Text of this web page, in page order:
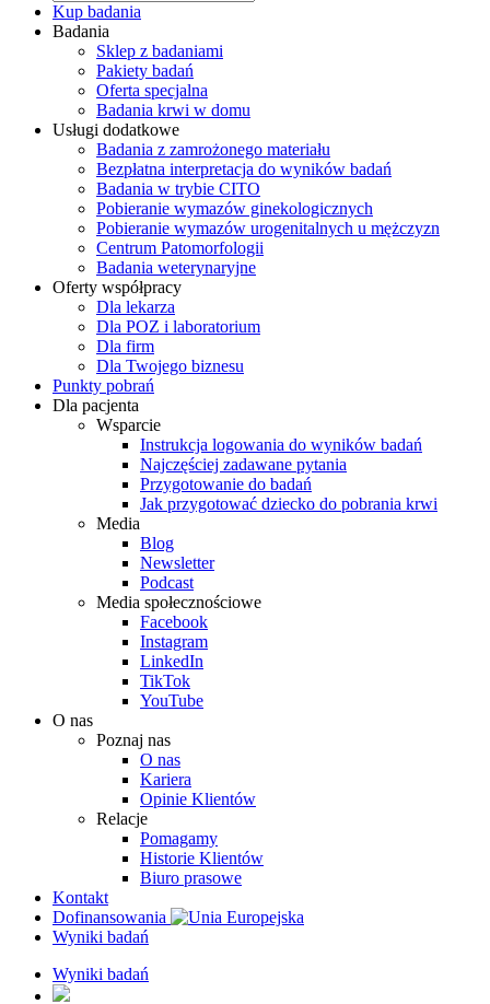
Kup badania
Badania
Sklep z badaniami
Pakiety badań
Oferta specjalna
Badania krwi w domu
Usługi dodatkowe
Badania z zamrożonego materiału
Bezpłatna interpretacja do wyników badań
Badania w trybie CITO
Pobieranie wymazów ginekologicznych
Pobieranie wymazów urogenitalnych u mężczyzn
Centrum Patomorfologii
Badania weterynaryjne
Oferty współpracy
Dla lekarza
Dla POZ i laboratorium
Dla firm
Dla Twojego biznesu
Punkty pobrań
Dla pacjenta
Wsparcie
Instrukcja logowania do wyników badań
Najczęściej zadawane pytania
Przygotowanie do badań
Jak przygotować dziecko do pobrania krwi
Media
Blog
Newsletter
Podcast
Media społecznościowe
Facebook
Instagram
LinkedIn
TikTok
YouTube
O nas
Poznaj nas
O nas
Kariera
Opinie Klientów
Relacje
Pomagamy
Historie Klientów
Biuro prasowe
Kontakt
Dofinansowania
Wyniki badań
Wyniki badań